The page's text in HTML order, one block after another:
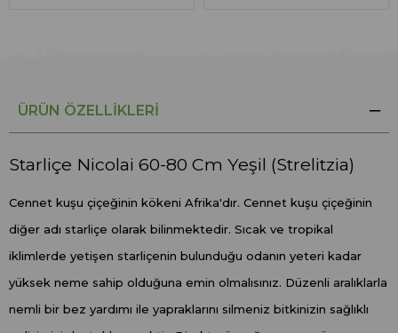
ÜRÜN ÖZELLIKLERI
Starliçe Nicolai 60-80 Cm Yeşil (Strelitzia)
Cennet kuşu çiçeğinin kökeni Afrika'dır. Cennet kuşu çiçeğinin
diğer adı starliçe olarak bilinmektedir. Sıcak ve tropikal
iklimlerde yetişen starliçenin bulunduğu odanın yeteri kadar
yüksek neme sahip olduğuna emin olmalısınız. Düzenli aralıklarla
nemli bir bez yardımı ile yapraklarını silmeniz bitkinizin sağlıklı